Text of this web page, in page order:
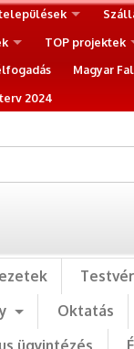
TOP projektek
Magyar
2024
Oktatás